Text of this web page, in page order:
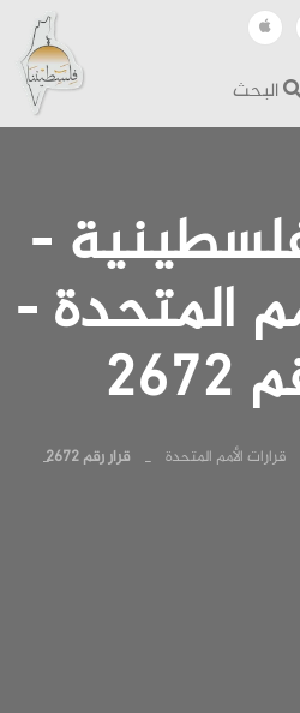
البحث
-
المتحدة -
قرارات الأمم المتحدة قرار رقم 2672